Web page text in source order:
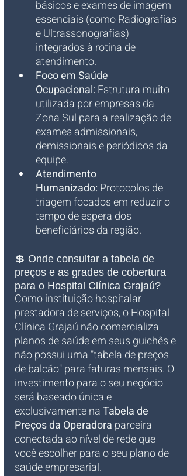
básicos e exames de imagem
essenciais (como Radiografias
e Ultrassonografias)
integrados à rotina de
atendimento.
Foco em Saúde
Ocupacional: Estrutura muito
utilizada por empresas da
Zona Sul para a realização de
exames admissionais,
demissionais e periódicos da
equipe.
Atendimento
Humanizado: Protocolos de
triagem focados em reduzir o
tempo de espera dos
beneficiários da região.
💲 Onde consultar a tabela de
preços e as grades de cobertura
para o Hospital Clínica Grajaú?
Como instituição hospitalar
prestadora de serviços, o Hospital
Clínica Grajaú não comercializa
planos de saúde em seus guichês e
não possui uma "tabela de preços
de balcão" para faturas mensais. O
investimento para o seu negócio
será baseado única e
exclusivamente na Tabela de
Preços da Operadora parceira
conectada ao nível de rede que
você escolher para o seu plano de
saúde empresarial.